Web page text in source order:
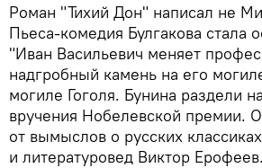
Роман "Тихий Дон" написал не
Пьеса-комедия Булгакова стала
"Иван Васильевич меняет
надгробный камень на его
могиле Гоголя. Бунина раздели
вручения Нобелевской премии.
от вымыслов о русских
и литературовед Виктор Ерофеев.